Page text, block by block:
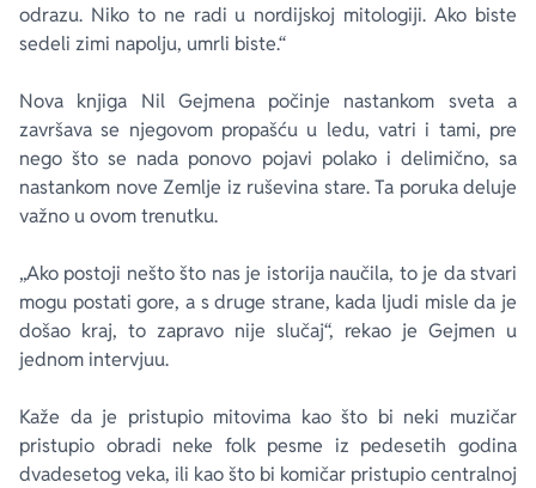
odrazu. Niko to ne radi u nordijskoj mitologiji. Ako biste
sedeli zimi napolju, umrli biste.“
Nova knjiga Nil Gejmena počinje nastankom sveta a
završava se njegovom propašću u ledu, vatri i tami, pre
nego što se nada ponovo pojavi polako i delimično, sa
nastankom nove Zemlje iz ruševina stare. Ta poruka deluje
važno u ovom trenutku.
„Ako postoji nešto što nas je istorija naučila, to je da stvari
mogu postati gore, a s druge strane, kada ljudi misle da je
došao kraj, to zapravo nije slučaj“, rekao je Gejmen u
jednom intervjuu.
Kaže da je pristupio mitovima kao što bi neki muzičar
pristupio obradi neke folk pesme iz pedesetih godina
dvadesetog veka, ili kao što bi komičar pristupio centralnoj